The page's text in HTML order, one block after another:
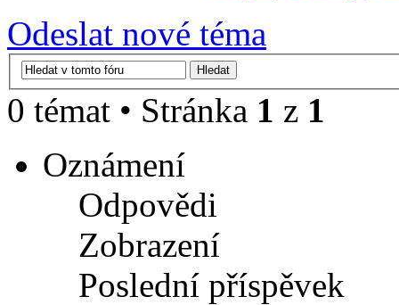
Odeslat nové téma
0 témat • Stránka 1 z 1
Oznámení
Odpovědi
Zobrazení
Poslední příspěvek